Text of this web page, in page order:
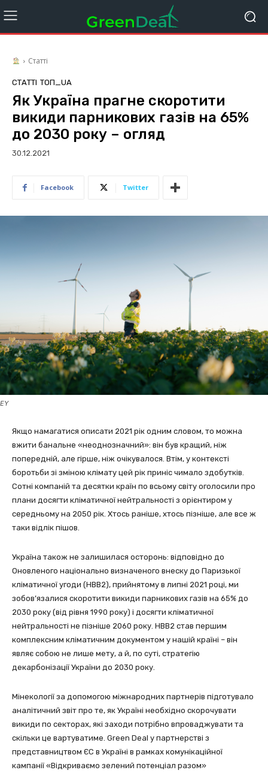
Статті
СТАТТІ ТОП_UA
Як Україна прагне скоротити
викиди парникових газів на 65%
до 2030 року – огляд
30.12.2021
Facebook Twitter
EY
Якщо намагатися описати 2021 рік одним словом, то можна
вжити банальне «неоднозначний»: він був кращий, ніж
попередній, але гірше, ніж очікувалося. Втім, у контексті
боротьби зі зміною клімату цей рік приніс чимало здобутків.
Сотні компаній та десятки країн по всьому світу оголосили про
плани досягти кліматичної нейтральності з орієнтиром у
середньому на 2050 рік. Хтось раніше, хтось пізніше, але все ж
таки відлік пішов.
Україна також не залишилася осторонь: відповідно до
Оновленого національно визначеного внеску до Паризької
кліматичної угоди (НВВ2), прийнятому в липні 2021 році, ми
зобов’язалися скоротити викиди парникових газів на 65% до
2030 року (від рівня 1990 року) і досягти кліматичної
нейтральності не пізніше 2060 року. НВВ2 став першим
комплексним кліматичним документом у нашій країні – він
являє собою не лише мету, а й, по суті, стратегію
декарбонізації України до 2030 року.
Мінекології за допомогою міжнародних партнерів підготувало
аналітичний звіт про те, як Україні необхідно скорочувати
викиди по секторах, які заходи потрібно впроваджувати та
скільки це вартуватиме. Green Deal у партнерстві з
представництвом ЄС в Україні в рамках комунікаційної
кампанії «Відкриваємо зелений потенціал разом»